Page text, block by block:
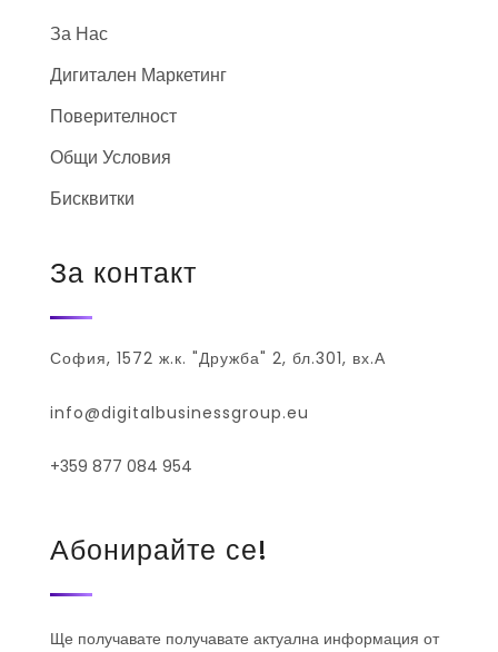
За Нас
Дигитален Маркетинг
Поверителност
Общи Условия
Бисквитки
За контакт
София, 1572 ж.к. "Дружба" 2, бл.301, вх.А
info@digitalbusinessgroup.eu
+359 877 084 954
Абонирайте се!
Ще получавате получавате актуална информация от